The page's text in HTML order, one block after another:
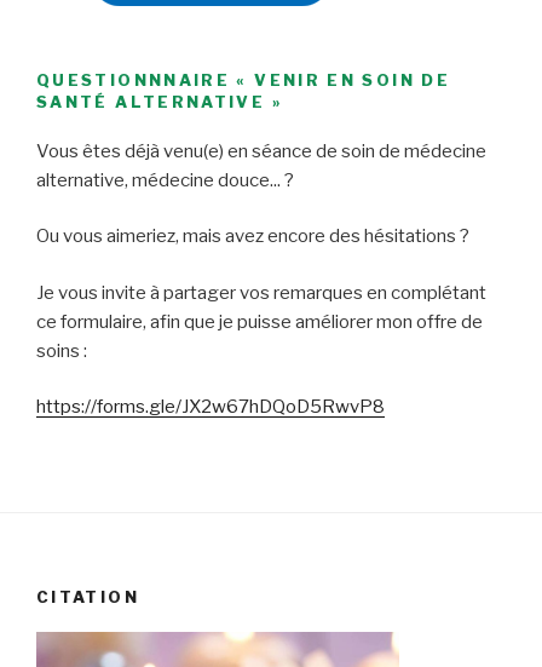
QUESTIONNNAIRE « VENIR EN SOIN DE
SANTÉ ALTERNATIVE »
Vous êtes déjà venu(e) en séance de soin de médecine
alternative, médecine douce... ?
Ou vous aimeriez, mais avez encore des hésitations ?
Je vous invite à partager vos remarques en complétant
ce formulaire, afin que je puisse améliorer mon offre de
soins :
https://forms.gle/JX2w67hDQoD5RwvP8
CITATION